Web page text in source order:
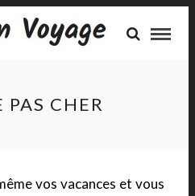
PAS CHER
vos vacances et vous